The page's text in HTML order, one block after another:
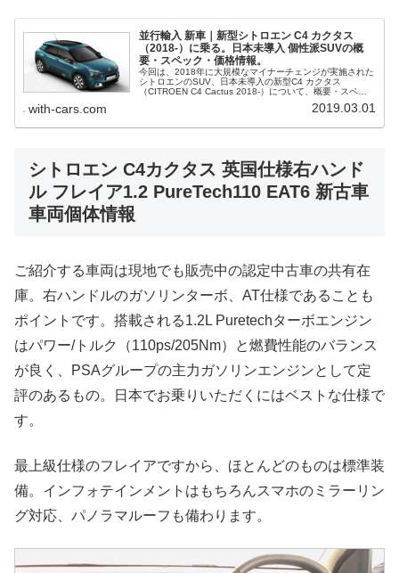
並行輸入 新車｜新型シトロエン C4 カクタス
（2018-）に乗る。日本未導入 個性派SUVの概
要・スペック・価格情報。
今回は、2018年に大規模なマイナーチェンジが実施された
シトロエンのSUV、日本未導入の新型C4 カクタス
（CITROEN C4 Cactus 2018-）について、概要・スペッ
with-cars.com 2019.03.01
シトロエン C4カクタス 英国仕様右ハンド
ル フレイア1.2 PureTech110 EAT6 新古車
車両個体情報
ご紹介する車両は現地でも販売中の認定中古車の共有在
庫。右ハンドルのガソリンターボ、AT仕様であることも
ポイントです。搭載される1.2L Puretechターボエンジン
はパワー/トルク（110ps/205Nm）と燃費性能のバランス
が良く、PSAグループの主力ガソリンエンジンとして定
評のあるもの。日本でお乗りいただくにはベストな仕様で
す。
最上級仕様のフレイアですから、ほとんどのものは標準装
備。インフォテインメントはもちろんスマホのミラーリン
グ対応、パノラマルーフも備わります。